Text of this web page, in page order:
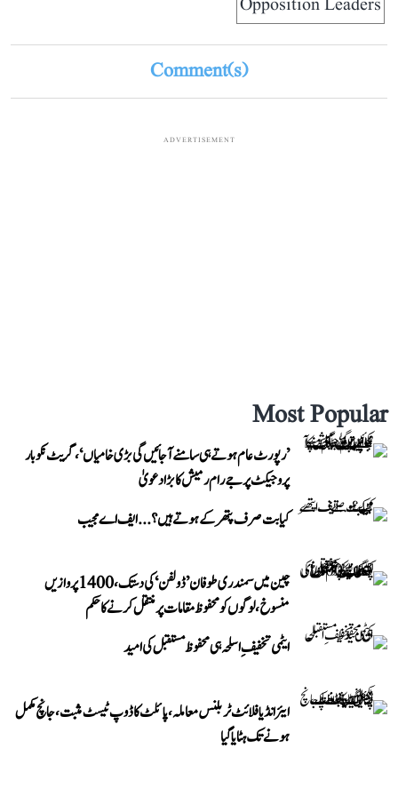
Comment(s)
ADVERTISEMENT
Most Popular
’رپورٹ عام ہوتے ہی سامنے آ جائیں گی بڑی خامیاں‘، گریٹ نکوبار
پروجیکٹ پر جے رام رمیش کا بڑا دعویٰ
کیا بت صرف پتھر کے ہوتے ہیں؟...ایف اے مجیب
چین میں سمندری طوفان ’ڈولفن‘ کی دستک، 1400 پروازیں
منسوخ، لوگوں کو محفوظ مقامات پر منتقل کرنے کا حکم
ایٹمی تخفیفِ اسلحہ ہی محفوظ مستقبل کی امید
ایئر انڈیا فلائٹ ٹربلنس معاملہ، پائلٹ کا ڈوپ ٹیسٹ مثبت، جانچ مکمل
ہونے تک ہٹایا گیا